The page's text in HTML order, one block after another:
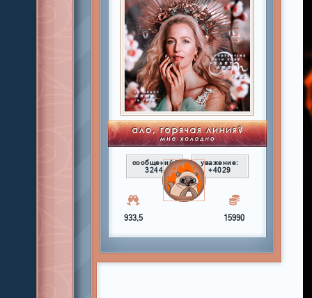
сообщений:
3244
уважение:
+4029
933,5 15990